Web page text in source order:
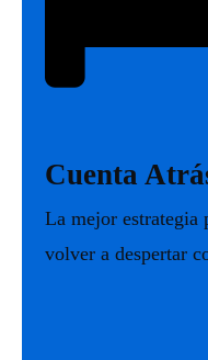
Cuenta
La mejor estrategia
volver a despertar